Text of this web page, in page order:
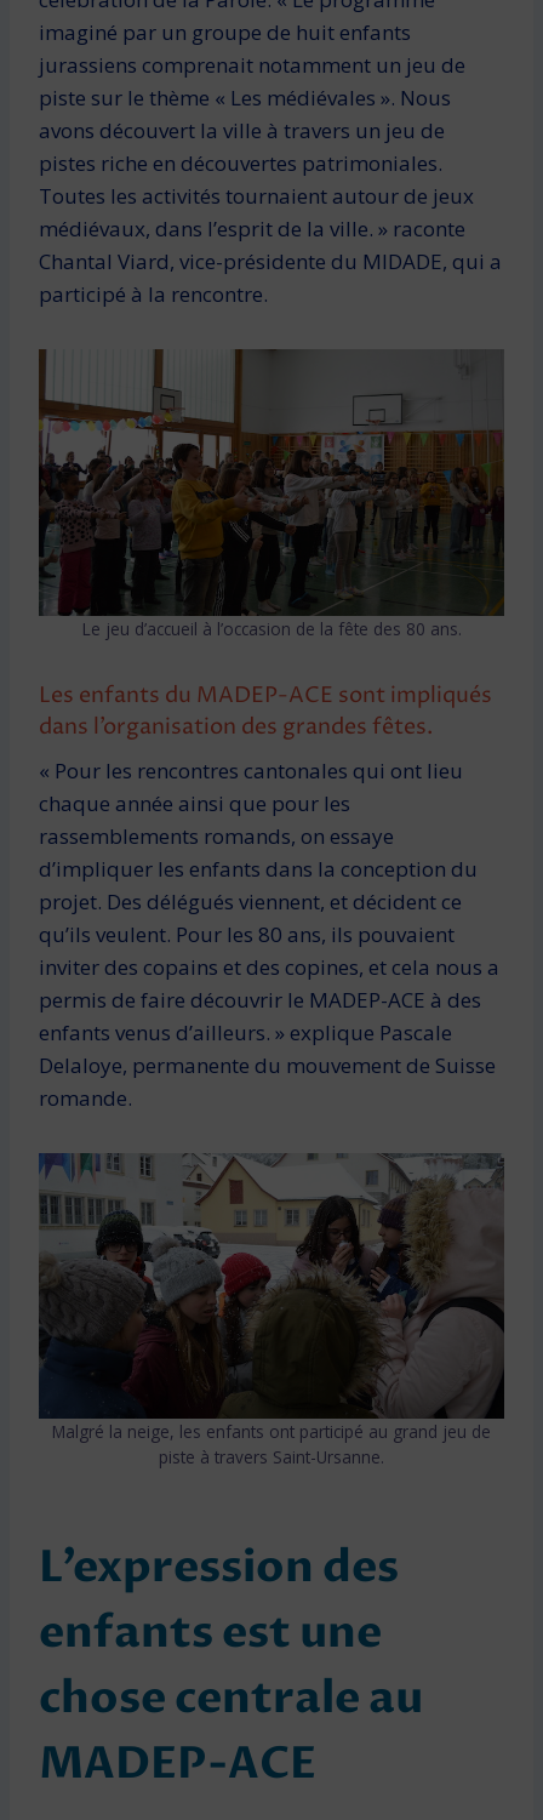
imaginé par un groupe de huit enfants
jurassiens comprenait notamment un jeu de
piste sur le thème « Les médiévales ». Nous
avons découvert la ville à travers un jeu de
pistes riche en découvertes patrimoniales.
Toutes les activités tournaient autour de jeux
médiévaux, dans l’esprit de la ville. » raconte
Chantal Viard, vice-présidente du MIDADE, qui a
participé à la rencontre.
Le jeu d’accueil à l’occasion de la fête des 80 ans.
Les enfants du MADEP-ACE sont impliqués
dans l’organisation des grandes fêtes.
« Pour les rencontres cantonales qui ont lieu
chaque année ainsi que pour les
rassemblements romands, on essaye
d’impliquer les enfants dans la conception du
projet. Des délégués viennent, et décident ce
qu’ils veulent. Pour les 80 ans, ils pouvaient
inviter des copains et des copines, et cela nous a
permis de faire découvrir le MADEP-ACE à des
enfants venus d’ailleurs. » explique Pascale
Delaloye, permanente du mouvement de Suisse
romande.
Malgré la neige, les enfants ont participé au grand jeu de
piste à travers Saint-Ursanne.
L’expression des
enfants est une
chose centrale au
MADEP-ACE